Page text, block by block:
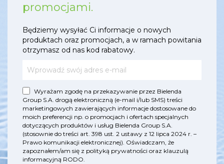
promocjami.
Będziemy wysyłać Ci informacje o nowych
produktach oraz promocjach, a w ramach powitania
otrzymasz od nas kod rabatowy.
Wyrażam zgodę na przekazywanie przez Bielenda
Group S.A. drogą elektroniczną (e-mail i/lub SMS) treści
marketingowych zawierających informacje dostosowane do
moich preferencji np. o promocjach i ofertach specjalnych
dotyczących produktów i usług Bielenda Group S.A.
(stosownie do treści art. 398 ust. 2 ustawy z 12 lipca 2024 r. –
Prawo komunikacji elektronicznej). Oświadczam, że
zapoznałem/am się z polityką prywatności oraz klauzulą
informacyjną RODO.